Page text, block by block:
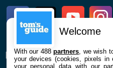
FacebookTwitter Youtube
ENTREPRISE
Welcome
With our 488partners , we wish
your devices (cookies, pixels in
your personal data with our